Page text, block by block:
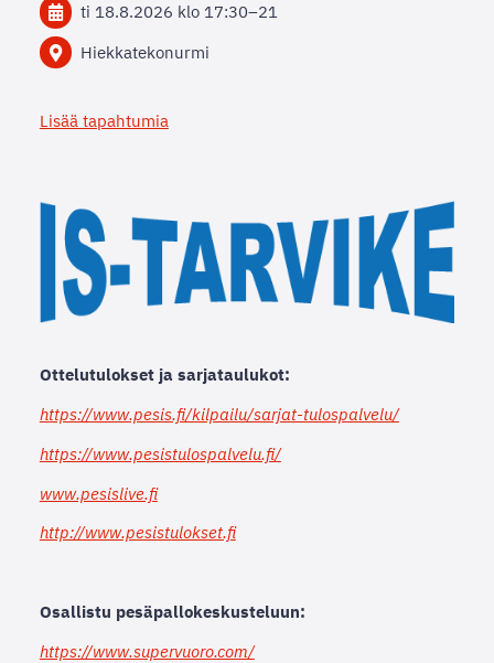
ti 18.8.2026 klo 17:30–21
Hiekkatekonurmi
Lisää tapahtumia
Ottelutulokset ja sarjataulukot:
https://www.pesis.fi/kilpailu/sarjat-tulospalvelu/
https://www.pesistulospalvelu.fi/
www.pesislive.fi
http://www.pesistulokset.fi
Osallistu pesäpallokeskusteluun:
https://www.supervuoro.com/